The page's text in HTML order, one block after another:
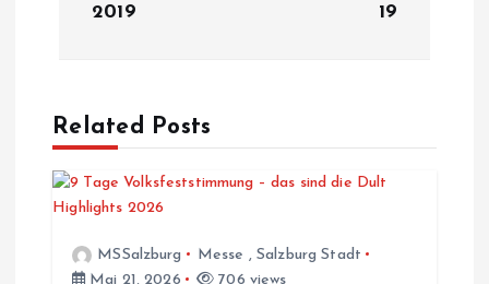
a
g
2019
19
Related Posts
MSSalzburg Messe , Salzburg Stadt
Mai 21, 2026
706 views